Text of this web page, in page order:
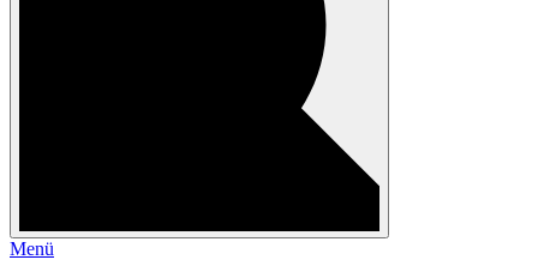
Menü